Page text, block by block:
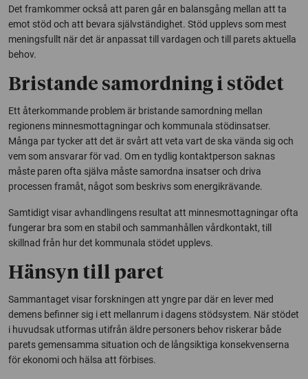
Det framkommer också att paren går en balansgång mellan att ta
emot stöd och att bevara självständighet. Stöd upplevs som mest
meningsfullt när det är anpassat till vardagen och till parets aktuella
behov.
Bristande samordning i stödet
Ett återkommande problem är bristande samordning mellan
regionens minnesmottagningar och kommunala stödinsatser.
Många par tycker att det är svårt att veta vart de ska vända sig och
vem som ansvarar för vad. Om en tydlig kontaktperson saknas
måste paren ofta själva måste samordna insatser och driva
processen framåt, något som beskrivs som energikrävande.
Samtidigt visar avhandlingens resultat att minnesmottagningar ofta
fungerar bra som en stabil och sammanhållen vårdkontakt, till
skillnad från hur det kommunala stödet upplevs.
Hänsyn till paret
Sammantaget visar forskningen att yngre par där en lever med
demens befinner sig i ett mellanrum i dagens stödsystem. När stödet
i huvudsak utformas utifrån äldre personers behov riskerar både
parets gemensamma situation och de långsiktiga konsekvenserna
för ekonomi och hälsa att förbises.